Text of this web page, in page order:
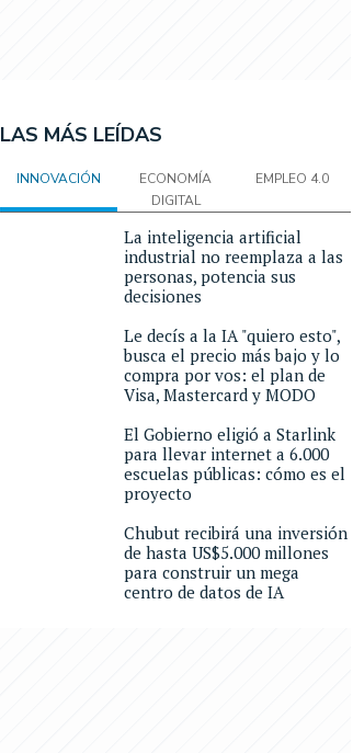
LAS MÁS LEÍDAS
INNOVACIÓN
ECONOMÍA
DIGITAL
EMPLEO 4.0
La inteligencia artificial
industrial no reemplaza a las
personas, potencia sus
decisiones
Le decís a la IA "quiero esto",
busca el precio más bajo y lo
compra por vos: el plan de
Visa, Mastercard y MODO
El Gobierno eligió a Starlink
para llevar internet a 6.000
escuelas públicas: cómo es el
proyecto
Chubut recibirá una inversión
de hasta US$5.000 millones
para construir un mega
centro de datos de IA